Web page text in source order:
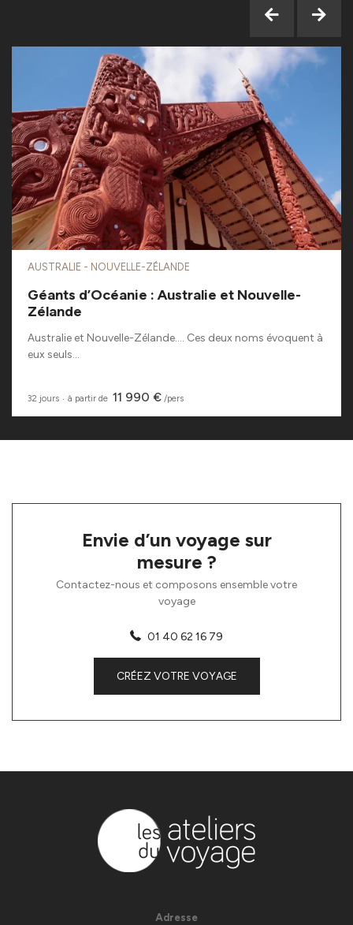
AUSTRALIE - NOUVELLE-ZÉLANDE
Géants d’Océanie : Australie et Nouvelle-
Zélande
Australie et Nouvelle-Zélande…. Ces deux noms évoquent à
eux seuls...
32 jours ‧ à partir de 11 990 € /pers
Envie d’un voyage sur
mesure ?
Contactez-nous et composons ensemble votre
voyage
01 40 62 16 79
CRÉEZ VOTRE VOYAGE
Adresse